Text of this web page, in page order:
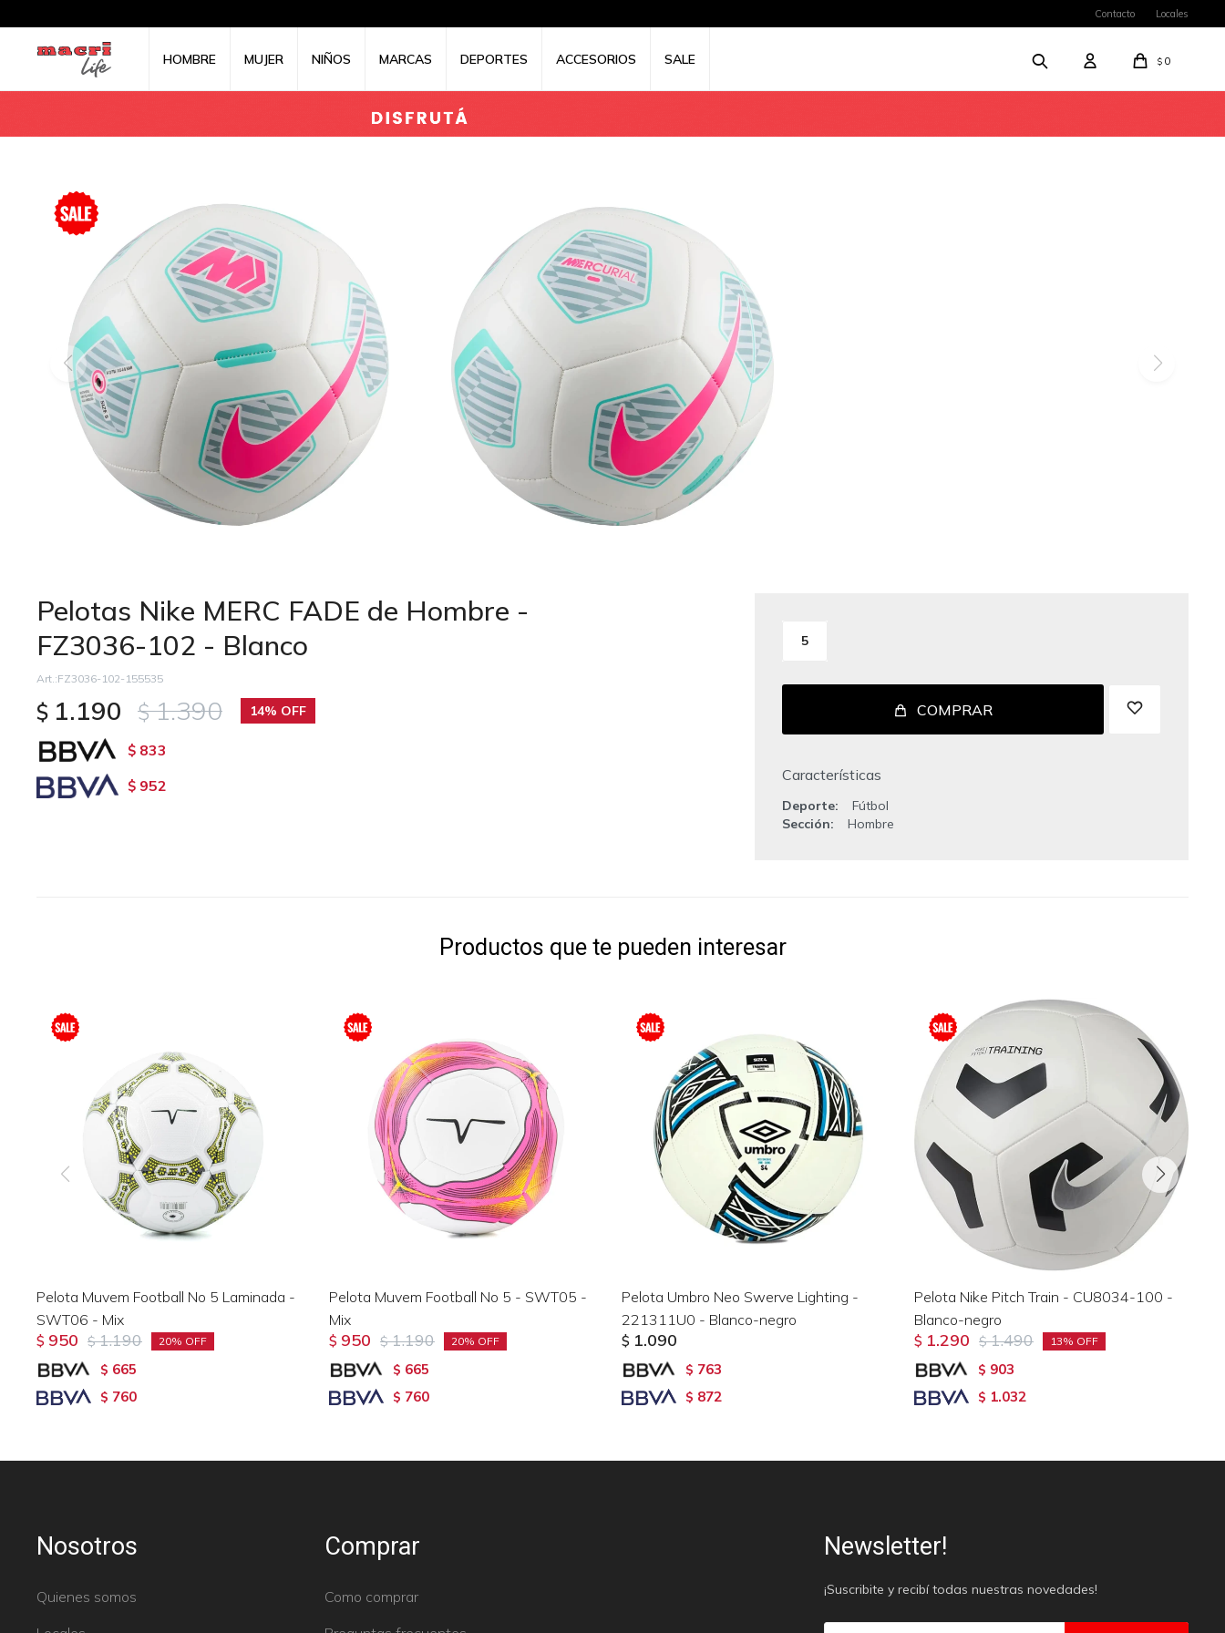
HOMBRE MUJER NIÑOS MARCAS DEPORTES ACCESORIOS SALE $ 0
Contacto Locales
Pelotas Nike MERC FADE de Hombre -
FZ3036-102 - Blanco
FZ3036-102-155535
$ 1.190 $ 1.390 14
$ 833
$ 952
5
COMPRAR
Características
Deporte
Fútbol
Sección
Hombre
Productos que te pueden interesar
Pelota Muvem Football No 5 Laminada -
SWT06 - Mix
$ 950 $ 1.190 20
$ 665
$ 760
Pelota Muvem Football No 5 - SWT05 -
Mix
$ 950 $ 1.190 20
$ 665
$ 760
Pelota Umbro Neo Swerve Lighting -
221311U0 - Blanco-negro
$ 1.090
$ 763
$ 872
Pelota Nike Pitch Train - CU8034-100 -
Blanco-negro
$ 1.290 $ 1.490 13
$ 903
$ 1.032
Nosotros
Quienes somos
Comprar
Como comprar
Newsletter!
¡Suscribite y recibí todas nuestras novedades!